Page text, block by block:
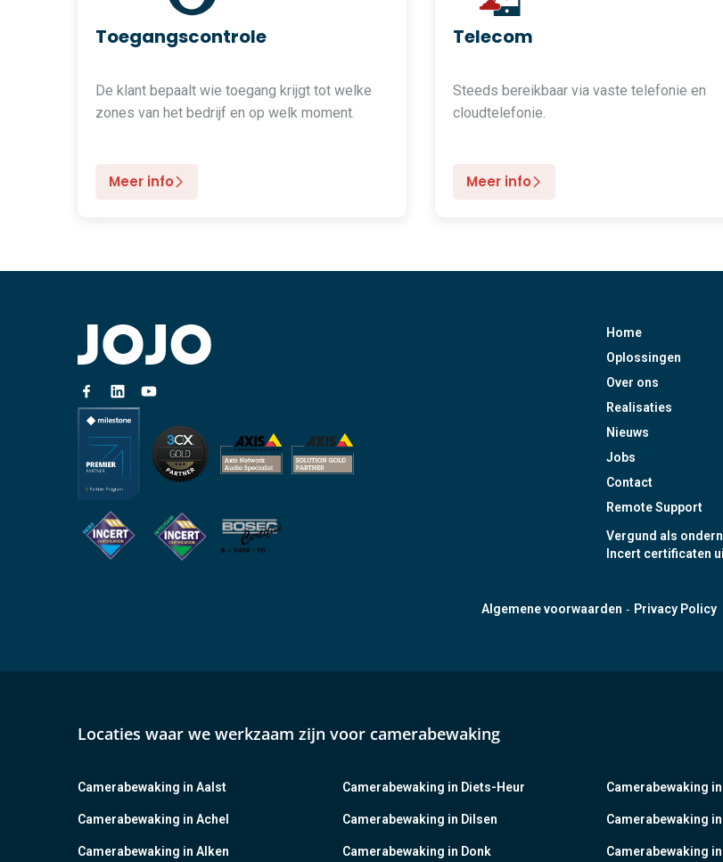
Toegangscontrole
De klant bepaalt wie toegang krijgt tot welke
zones van het bedrijf en op welk moment.
Meer info
Telecom
Steeds bereikbaar via vaste telefonie en
cloudtelefonie.
Meer info
Home
Oplossingen
Over ons
Realisaties
Nieuws
Jobs
Contact
Remote Support
Vergund als
Incert certificaten
Algemene voorwaarden - Privacy Policy
Locaties waar we werkzaam zijn voor camerabewaking
Camerabewaking in Aalst
Camerabewaking in Achel
Camerabewaking in Alken
Camerabewaking in Diets-Heur
Camerabewaking in Dilsen
Camerabewaking in Donk
Camerabewaking
Camerabewaking
Camerabewaking